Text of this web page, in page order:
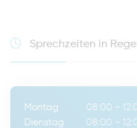
Sprechzeiten in
Montag 08:00 -
Dienstag
08:00 -